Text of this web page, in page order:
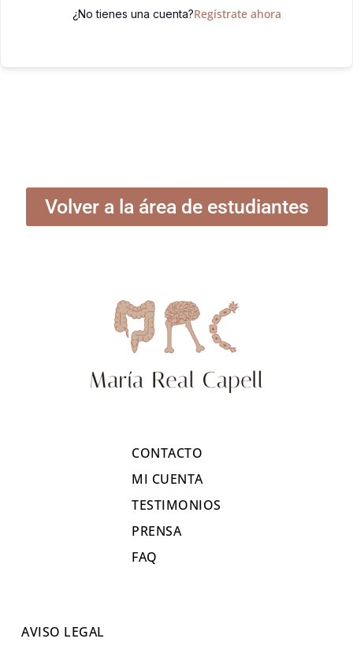
¿No tienes una cuenta?Regístrate ahora
Volver a la área de estudiantes
CONTACTO
MI CUENTA
TESTIMONIOS
PRENSA
FAQ
AVISO LEGAL